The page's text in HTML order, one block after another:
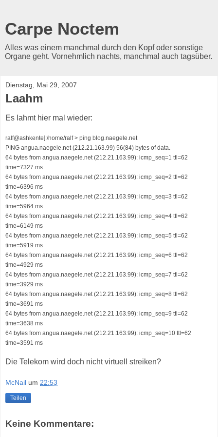
Carpe Noctem
Alles was einem manchmal durch den Kopf oder sonstige
Organe geht. Vornehmlich nachts, manchmal auch tagsüber.
Dienstag, Mai 29, 2007
Laahm
Es lahmt hier mal wieder:
ralf@ashkente]:/home/ralf > ping blog.naegele.net
PING angua.naegele.net (212.21.163.99) 56(84) bytes of data.
64 bytes from angua.naegele.net (212.21.163.99): icmp_seq=1 ttl=62
time=7327 ms
64 bytes from angua.naegele.net (212.21.163.99): icmp_seq=2 ttl=62
time=6396 ms
64 bytes from angua.naegele.net (212.21.163.99): icmp_seq=3 ttl=62
time=5964 ms
64 bytes from angua.naegele.net (212.21.163.99): icmp_seq=4 ttl=62
time=6149 ms
64 bytes from angua.naegele.net (212.21.163.99): icmp_seq=5 ttl=62
time=5919 ms
64 bytes from angua.naegele.net (212.21.163.99): icmp_seq=6 ttl=62
time=4929 ms
64 bytes from angua.naegele.net (212.21.163.99): icmp_seq=7 ttl=62
time=3929 ms
64 bytes from angua.naegele.net (212.21.163.99): icmp_seq=8 ttl=62
time=3691 ms
64 bytes from angua.naegele.net (212.21.163.99): icmp_seq=9 ttl=62
time=3638 ms
64 bytes from angua.naegele.net (212.21.163.99): icmp_seq=10 ttl=62
time=3591 ms
Die Telekom wird doch nicht virtuell streiken?
McNail um 22:53
Teilen
Keine Kommentare: